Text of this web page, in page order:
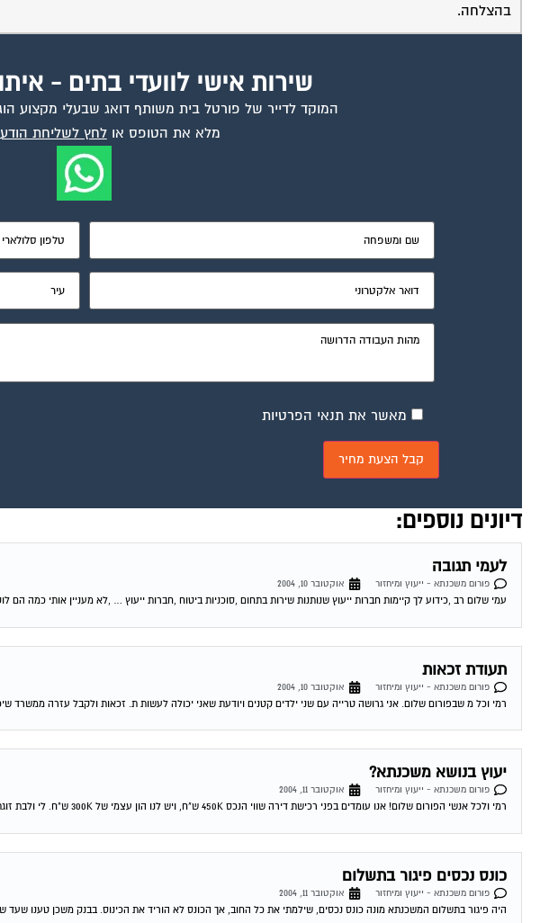
בהצלחה.
שירות אישי לוועדי בתים -
המוקד לדייר של פורטל בית משותף דואג שבעלי מקצוע
מלא את הטופס אולחץ לשליחת
מאשר את תנאי הפרטיות
דיונים נוספים:
לעמי תגובה
פורום משכנתא - ייעוץ ומיחזור
אוקטובר 10, 2004
עמי שלום רב ,כידוע לך קיימות חברות ייעוץ שנותנות שירות בתחום ,סוכניות ביטוח ,חברות ייעוץ … ,לא מעניין אותי כמה הם
תעודת זכאות
פורום משכנתא - ייעוץ ומיחזור
אוקטובר 10, 2004
רמי וכל מ שבפורום שלום. אני גרושה טרייה עם שני ילדים קטנים ויודעת שאני יכולה לעשות ת. זכאות ולקבל עזרה ממשרד
יעוץ בנושא משכנתא?
פורום משכנתא - ייעוץ ומיחזור
אוקטובר 11, 2004
רמי ולכל אנשי הפורום שלום! אנו עומדים בפני רכישת דירה שווי הנכס 450K ש"ח, ויש לנו הון עצמי של 300K ש"ח. לי ולבת זוגתי יש...
כונס נכסים פיגור בתשלום
פורום משכנתא - ייעוץ ומיחזור
אוקטובר 11, 2004
היה פיגור בתשלום המשכנתא מונה כונס נכסים, שילמתי את כל החוב, אך הכונס לא הוריד את הכינוס. בבנק משכן טענו שעד